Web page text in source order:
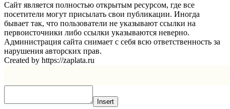
Сайт является полностью открытым ресурсом, где все
посетители могут присылать свои публикации. Иногда
бывает так, что пользователи не указывают ссылки на
первоисточники либо ссылки указываются неверно.
Администрация сайта снимает с себя всю ответственность за
нарушения авторских прав.
Created by https://zaplata.ru
Insert